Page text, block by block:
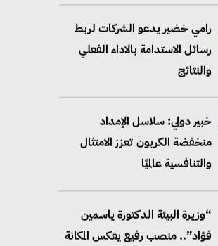
رامي خضير يدعو الشركات لربط
رسائل الاستدامة بالاداء الفعلي
والنتائج
خبير دولي: سلاسل الإمداد
منخفضة الكربون تعزز الامتثال
والتنافسية عالميًا
“وزيرة البيئة الدكتورة ياسمين
فؤاد”.. منصب رفيع يعكس المكانة